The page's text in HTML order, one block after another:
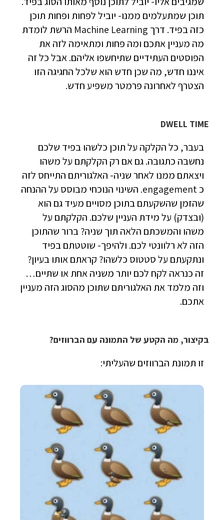
תוכן שמתעלמים ממנו- יוביל לפחות ופחות תוכן
כזה בפיד. דרך Machine Learning הרשת לומדת
מה מעניין אתכם ומה פחות ומתאימה לזה את
הפוסטים העתידיים שתיחשפו אליהם. אבל כל זה
איננו חדש, מה שכן חדש הוא שלכל החגיגה הזו
הצטרף לאחרונה פרמטר משפיע חדש.
DWELL TIME
בעבר, כל הקלקה על תוכן כלשהו בפיד שלכם
נחשבה כתגובה. גם אם רק הקלקתם על משהו
ויצאתם ממנו לאחר שניה- האלגוריתם התייחס לזה
כ engagement. השינוי הנוכחי מבוסס על ההנחה
שהזמן שהשקעתם בתוכן מסויים מעיד גם הוא
(ובצדק) על מידת העניין שלכם. הקלקתם על
משהו והמשכתם הלאה תוך שניה? ברור שהתוכן
הזה לא רלוונטי לכם. ולהיפך- שוטטתם בפיד
ונתקעתם על סטטוס כלשהו? קראתם אותו בעיון?
זה כנראה לקח לכם יותר משניה אחת או שתיים…
וזה מלמד את האלגוריתם שתוכן מהסוג הזה מעניין
אתכם.
בקיצור, מה הקטע של התמונה עם הברווזים?
זו תמונת הברווזים שהעליתי: